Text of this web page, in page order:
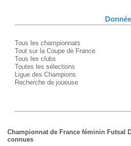
Tous les championnats
Tout sur la Coupe de France
Tous les clubs
Toutes les sélections
Ligue des Champions
Recherche de joueuse
Championnat de France féminin Futsal
connues